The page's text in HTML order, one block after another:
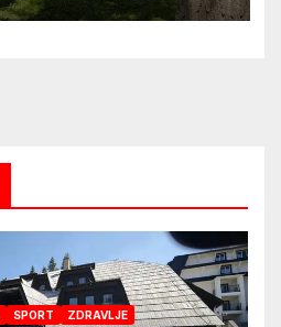
SPORT ZDRAVLJE